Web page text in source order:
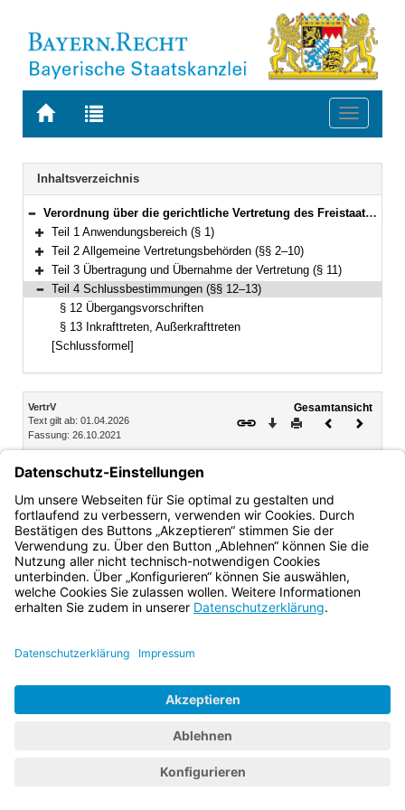
Zur
BAYERN.RECHT
Zur
letzten
Suche
Toggle
Navigation
Inhaltsverzeichnis
Bereich reduzieren
Verordnung über die gerichtliche Vertretung des Freistaates Bayern (Vertretungsverordnung – VertrV) Vom 26. Oktober 2021 (GVBl. S. 610) BayRS 600-1-F (§§ 1–13)
Bereich erweitern
Teil 1 Anwendungsbereich (§ 1)
Bereich erweitern
Teil 2 Allgemeine Vertretungsbehörden (§§ 2–10)
Bereich erweitern
Teil 3 Übertragung und Übernahme der Vertretung (§ 11)
Bereich reduzieren
Teil 4 Schlussbestimmungen (§§ 12–13)
§ 12 Übergangsvorschriften
§ 13 Inkrafttreten, Außerkrafttreten
[Schlussformel]
Inhalt
VertrV
Text gilt ab: 01.04.2026
Fassung: 26.10.2021
Gesamtansicht
Download
DruckenVorheriges
Teil 4 Schlussbestimmungen
§ 12 Übergangsvorschriften
§ 13 Inkrafttreten, Außerkrafttreten
Bayern.de
BayernPortal
Impressum